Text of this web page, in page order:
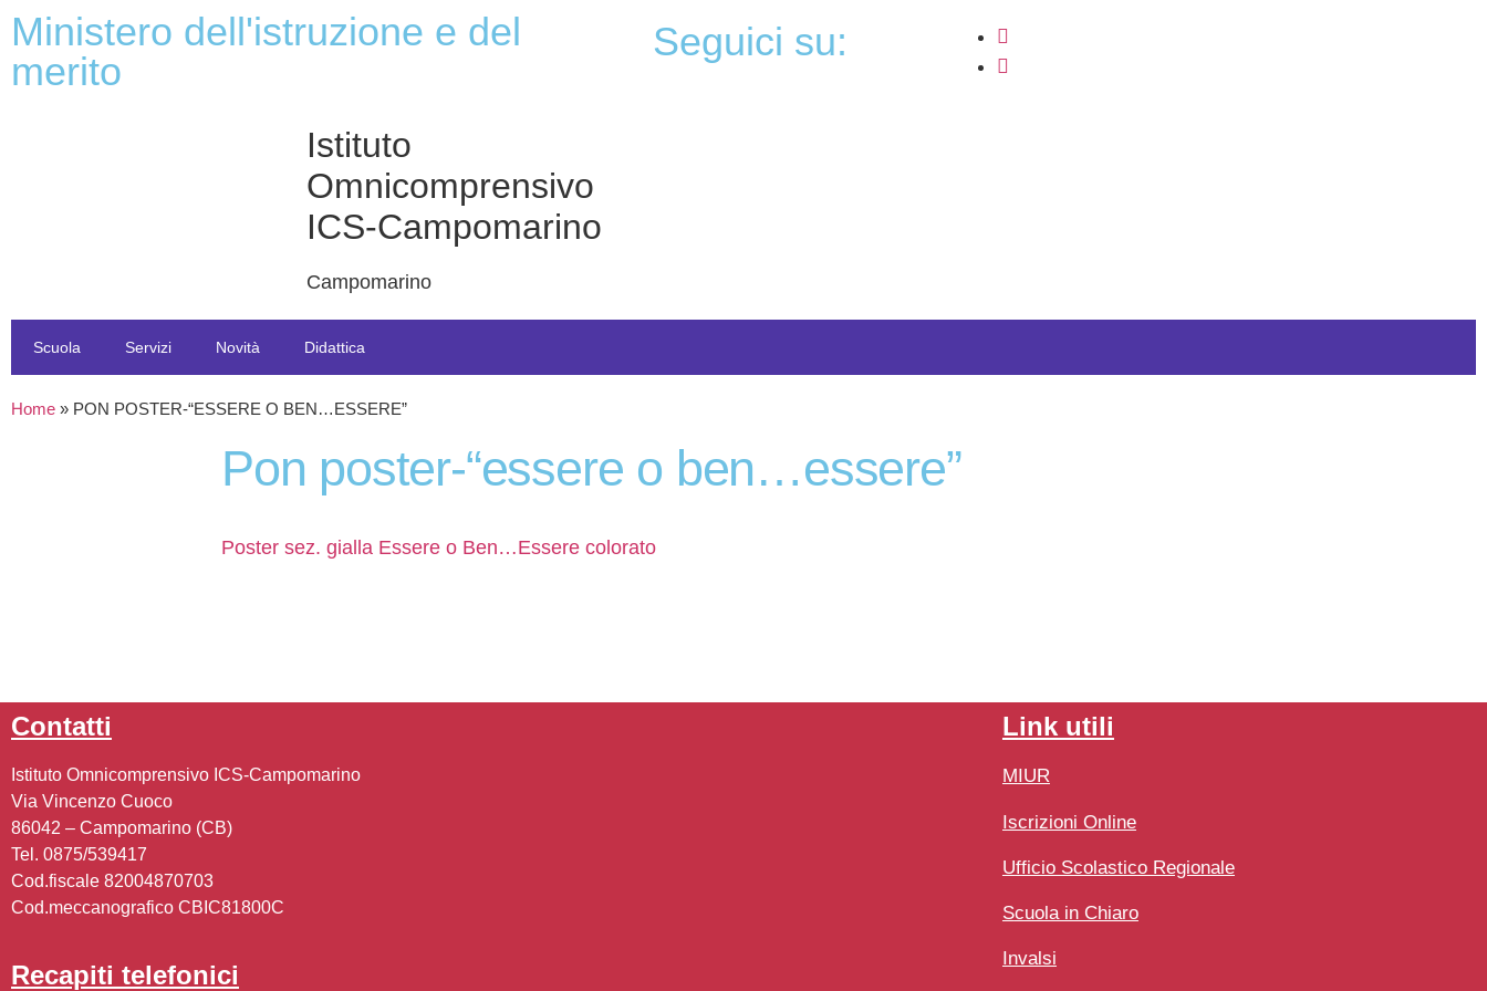
ministero dell'istruzione e del
merito
seguici su:
Istituto
Omnicomprensivo
ICS-Campomarino
Campomarino
Scuola Servizi Novità Didattica
Home » PON POSTER-“ESSERE O BEN…ESSERE”
pon poster-“essere o ben…essere”
poster sez. gialla Essere o Ben…Essere colorato
contatti
Istituto Omnicomprensivo ICS-Campomarino
Via Vincenzo Cuoco
86042 – Campomarino (CB)
Tel. 0875/539417
Cod.fiscale 82004870703
Cod.meccanografico CBIC81800C
recapiti telefonici
link utili
MIUR
Iscrizioni Online
Ufficio Scolastico Regionale
Scuola in Chiaro
Invalsi